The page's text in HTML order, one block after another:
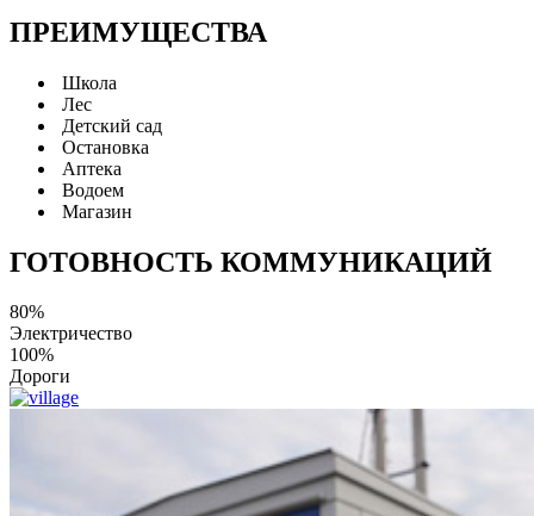
ПРЕИМУЩЕСТВА
Школа
Лес
Детский сад
Остановка
Аптека
Водоем
Магазин
ГОТОВНОСТЬ КОММУНИКАЦИЙ
80%
Электричество
100%
Дороги